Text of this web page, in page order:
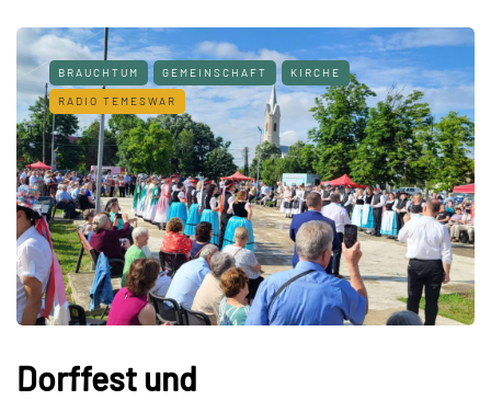
BRAUCHTUM GEMEINSCHAFT KIRCHE
RADIO TEMESWAR
Dorffest und